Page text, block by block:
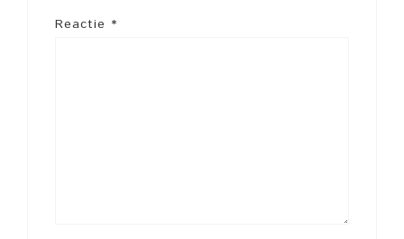
Reactie *